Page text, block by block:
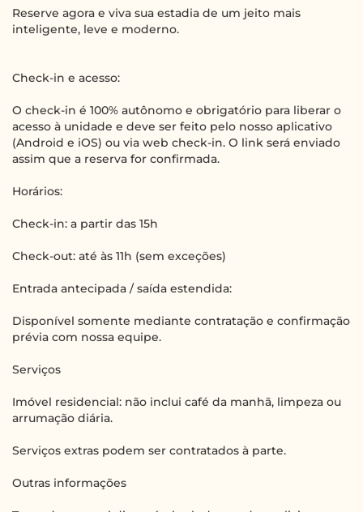
Reserve agora e viva sua estadia de um jeito mais
inteligente, leve e moderno.
Check-in e acesso:
O check-in é 100% autônomo e obrigatório para liberar o
acesso à unidade e deve ser feito pelo nosso aplicativo
(Android e iOS) ou via web check-in. O link será enviado
assim que a reserva for confirmada.
Horários:
Check-in: a partir das 15h
Check-out: até às 11h (sem exceções)
Entrada antecipada / saída estendida:
Disponível somente mediante contratação e confirmação
prévia com nossa equipe.
Serviços
Imóvel residencial: não inclui café da manhã, limpeza ou
arrumação diária.
Serviços extras podem ser contratados à parte.
Outras informações